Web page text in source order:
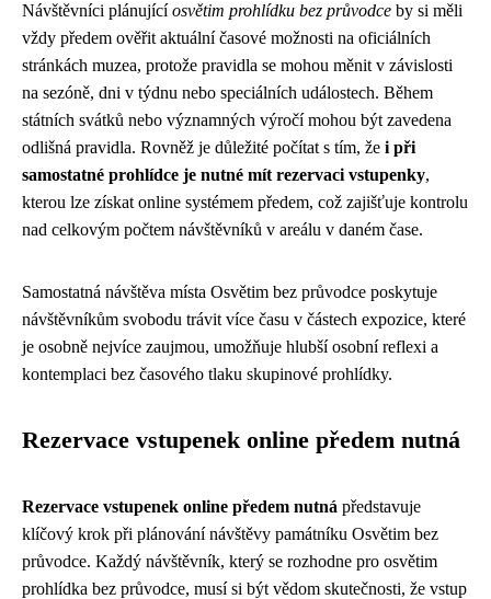
Návštěvníci plánujícíosvětim prohlídku bez průvodce by si měli
vždy předem ověřit aktuální časové možnosti na oficiálních
stránkách muzea, protože pravidla se mohou měnit v závislosti
na sezóně, dni v týdnu nebo speciálních událostech. Během
státních svátků nebo významných výročí mohou být zavedena
odlišná pravidla. Rovněž je důležité počítat s tím, že i při
samostatné prohlídce je nutné mít rezervaci vstupenky,
kterou lze získat online systémem předem, což zajišťuje kontrolu
nad celkovým počtem návštěvníků v areálu v daném čase.
Samostatná návštěva místa Osvětim bez průvodce poskytuje
návštěvníkům svobodu trávit více času v částech expozice, které
je osobně nejvíce zaujmou, umožňuje hlubší osobní reflexi a
kontemplaci bez časového tlaku skupinové prohlídky.
Rezervace vstupenek online předem nutná
Rezervace vstupenek online předem nutná představuje
klíčový krok při plánování návštěvy památníku Osvětim bez
průvodce. Každý návštěvník, který se rozhodne pro osvětim
prohlídka bez průvodce, musí si být vědom skutečnosti, že vstup